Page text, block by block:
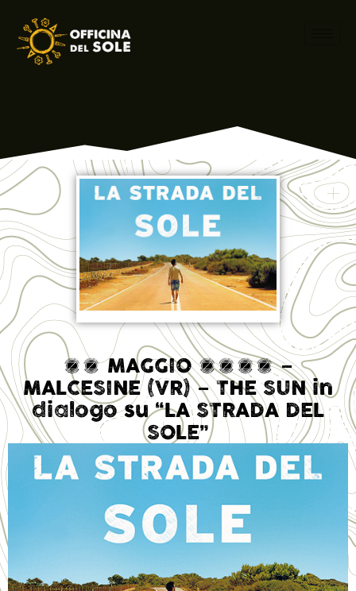
13 MAGGIO 2016 –
MALCESINE (VR) – THE SUN in
dialogo su “LA STRADA DEL
SOLE”